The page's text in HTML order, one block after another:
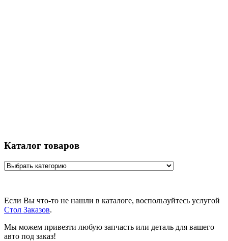
Каталог товаров
Если Вы что-то не нашли в каталоге, воспользуйтесь услугой
Стол Заказов.
Мы можем привезти любую запчасть или деталь для вашего
авто под заказ!